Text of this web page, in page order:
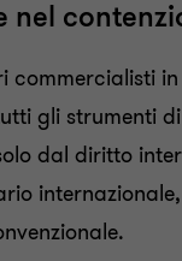
tax
nel
commercialisti
gli strumenti
dal diritto